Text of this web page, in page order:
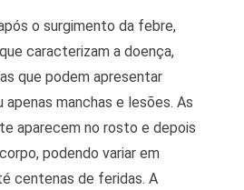
o surgimento da febre,
caracterizam a doença,
que podem apresentar
apenas manchas e lesões. As
aparecem no rosto e depois
podendo variar em
centenas de feridas. A